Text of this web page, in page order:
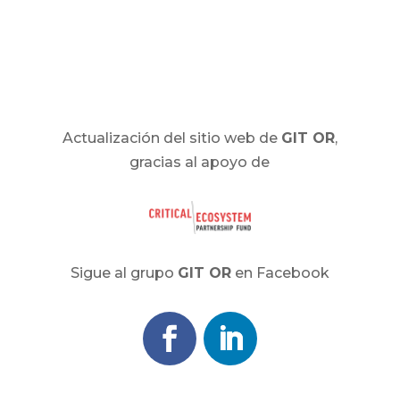
Actualización del sitio web de GIT OR,
gracias al apoyo de
Sigue al grupo GIT ORen Facebook